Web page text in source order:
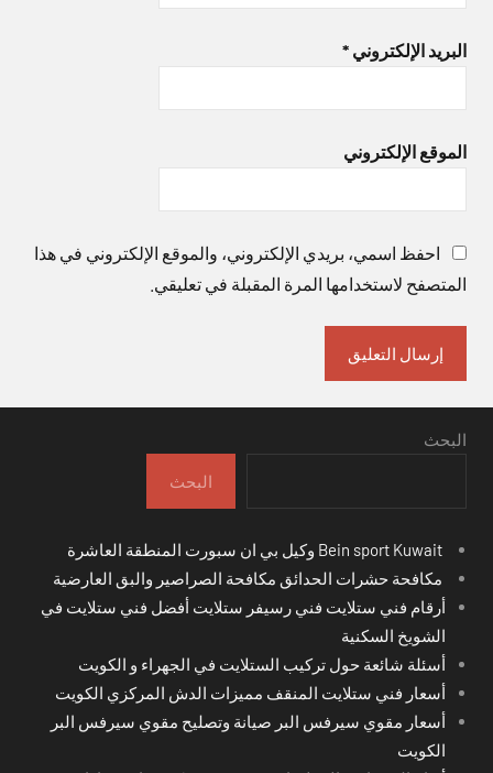
البريد الإلكتروني *
الموقع الإلكتروني
احفظ اسمي، بريدي الإلكتروني، والموقع الإلكتروني في هذا
المتصفح لاستخدامها المرة المقبلة في تعليقي.
البحث
البحث
مكافحة حشرات الحدائق مكافحة الصراصير والبق العارضية
أرقام فني ستلايت فني رسيفر ستلايت أفضل فني ستلايت في
الشويخ السكنية
أسئلة شائعة حول تركيب الستلايت في الجهراء و الكويت
أسعار فني ستلايت المنقف مميزات الدش المركزي الكويت
أسعار مقوي سيرفس البر صيانة وتصليح مقوي سيرفس البر
الكويت